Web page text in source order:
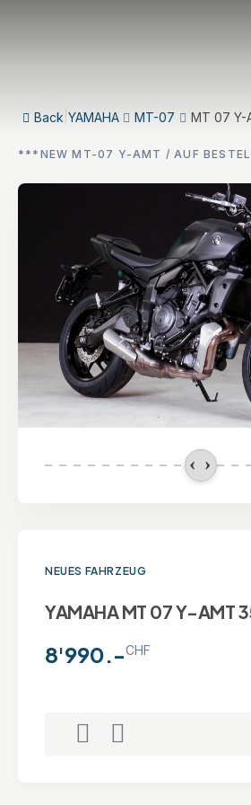
Back YAMAHA MT-07 MT 07 Y-
***NEW MT-07 Y-AMT / AUF
NEUES FAHRZEUG
YAMAHA MT 07 Y-AMT
8'990.-CHF